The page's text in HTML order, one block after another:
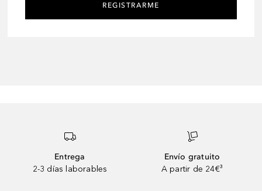
REGISTRARME
Entrega
2-3 días laborables
Envío gratuito
A partir de 24€³